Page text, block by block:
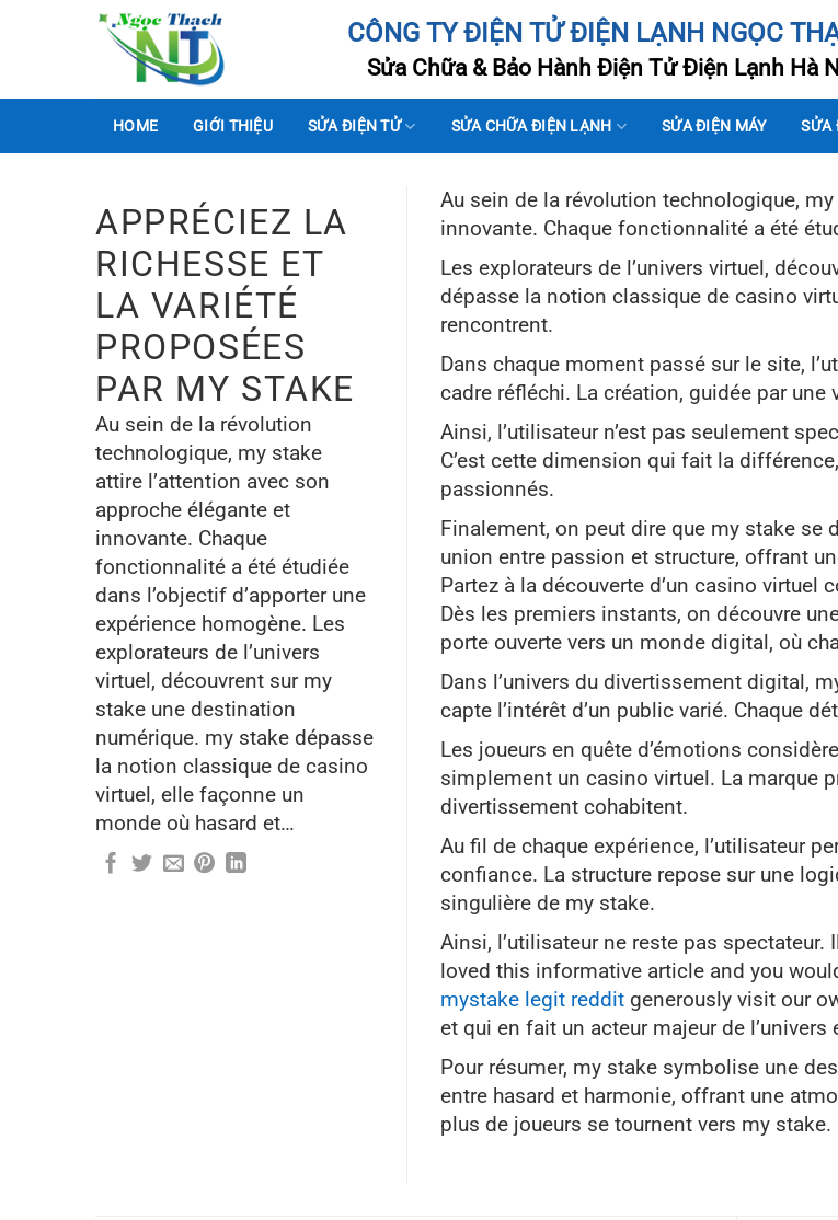
dung
CÔNG TY ĐIỆN TỬ ĐIỆN LẠNH NGỌC
Sửa Chữa & Bảo Hành Điện Tử Điện Lạnh Hà
HOME GIỚI THIỆU SỬA ĐIỆN TỬ SỬA CHỮA ĐIỆN LẠNH SỬA ĐIỆN MÁY SỬA
APPRÉCIEZ LA
RICHESSE ET
LA VARIÉTÉ
PROPOSÉES
PAR MY STAKE
Au sein de la révolution
technologique, my stake
attire l’attention avec son
approche élégante et
innovante. Chaque
fonctionnalité a été étudiée
dans l’objectif d’apporter une
expérience homogène. Les
explorateurs de l’univers
virtuel, découvrent sur my
stake une destination
numérique. my stake dépasse
la notion classique de casino
virtuel, elle façonne un
monde où hasard et…
Au sein de la révolution technologique,
innovante. Chaque fonctionnalité a été
Les explorateurs de l’univers virtuel,
dépasse la notion classique de casino
rencontrent.
Dans chaque moment passé sur le site,
cadre réfléchi. La création, guidée par
Ainsi, l’utilisateur n’est pas seulement
C’est cette dimension qui fait la
passionnés.
Finalement, on peut dire que my stake
union entre passion et structure, offrant
Partez à la découverte d’un casino virtuel
Dès les premiers instants, on découvre
porte ouverte vers un monde digital, où
Dans l’univers du divertissement digital,
capte l’intérêt d’un public varié. Chaque
Les joueurs en quête d’émotions
simplement un casino virtuel. La marque
divertissement cohabitent.
Au fil de chaque expérience, l’utilisateur
confiance. La structure repose sur une
singulière de my stake.
Ainsi, l’utilisateur ne reste pas
loved this informative article and you
mystake legit reddit generously visit our
et qui en fait un acteur majeur de l’univers
Pour résumer, my stake symbolise une
entre hasard et harmonie, offrant une
plus de joueurs se tournent vers my stake.